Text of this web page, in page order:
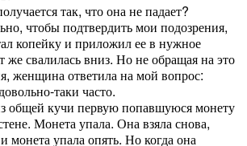
так, что она не падает?
чтобы подтвердить мои подозрения,
копейку и приложил ее в нужное
же свалилась вниз. Но не обращая на это
женщина ответила на мой вопрос:
таки часто.
общей кучи первую попавшуюся монету
Монета упала. Она взяла снова,
монета упала опять. Но когда она